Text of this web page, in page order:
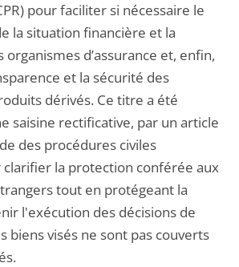
pour faciliter si nécessaire le
la situation financière et la
organismes d’assurance et, enfin,
et la sécurité des
dérivés. Ce titre a été
saisine rectificative, par un article
des procédures civiles
clarifier la protection conférée aux
tout en protégeant la
l'exécution des décisions de
biens visés ne sont pas couverts